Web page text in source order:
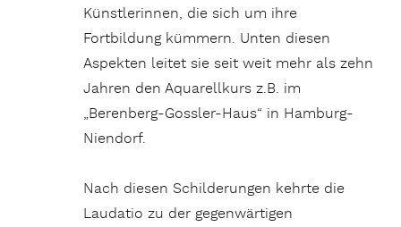
Künstlerinnen, die sich um ihre
Fortbildung kümmern. Unten diesen
Aspekten leitet sie seit weit mehr als zehn
Jahren den Aquarellkurs z.B. im
„Berenberg-Gossler-Haus“ in Hamburg-
Niendorf.
Nach diesen Schilderungen kehrte die
Laudatio zu der gegenwärtigen